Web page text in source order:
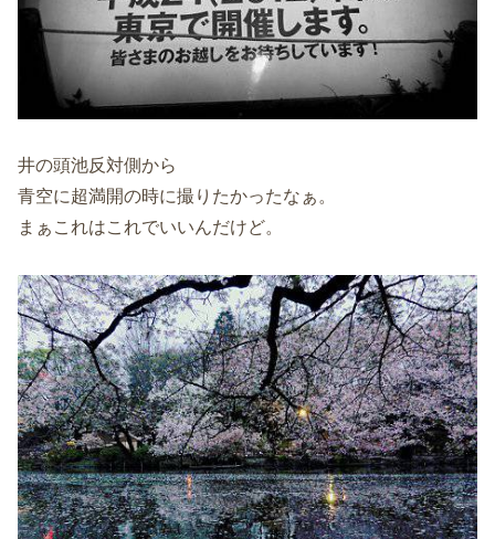
井の頭池反対側から
青空に超満開の時に撮りたかったなぁ。
まぁこれはこれでいいんだけど。